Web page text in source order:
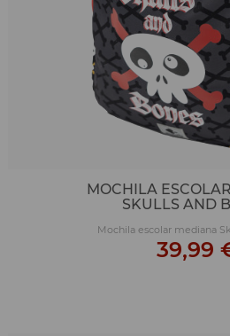
MOCHILA
SKULLS AND
Mochila escolar mediana
39,99